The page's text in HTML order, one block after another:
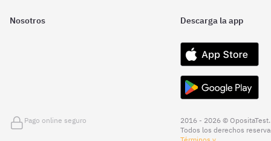
Nosotros Descarga la app
Pago online seguro
2016 - 2026 © OpositaTest.
Todos los derechos